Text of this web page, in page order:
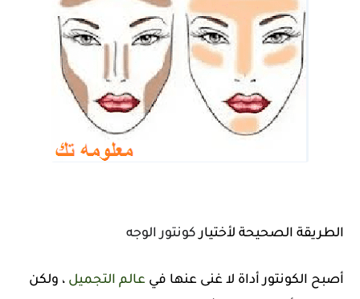
الطريقة الصحيحة لأختياركونتور الوجه
أصبح الكونتور أداة لا غنى عنها في عالم التجميل ، ولكن